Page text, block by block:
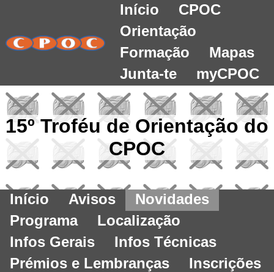
Início
CPOC
Orientação
Formação
Mapas
Junta-te
myCPOC
15º Troféu de Orientação do
CPOC
Início Avisos
Novidades
Programa
Localização
Infos Gerais
Infos Técnicas
Prémios e Lembranças
Inscrições